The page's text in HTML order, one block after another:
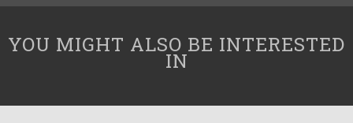
YOU MIGHT ALSO BE INTERESTED
IN